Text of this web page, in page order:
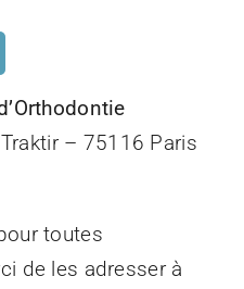
– 75116 Paris
toutes
de les adresser à